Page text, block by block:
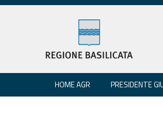
HOME AGR PRESIDENTE